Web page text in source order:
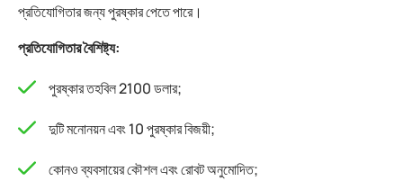
প্রতিযোগিতার জন্য পুরষ্কার পেতে পারে।
প্রতিযোগিতার বৈশিষ্ট্য:
পুরষ্কার তহবিল 2100 ডলার;
দুটি মনোনয়ন এবং 10 পুরষ্কার বিজয়ী;
কোনও ব্যবসায়ের কৌশল এবং রোবট অনুমোদিত;